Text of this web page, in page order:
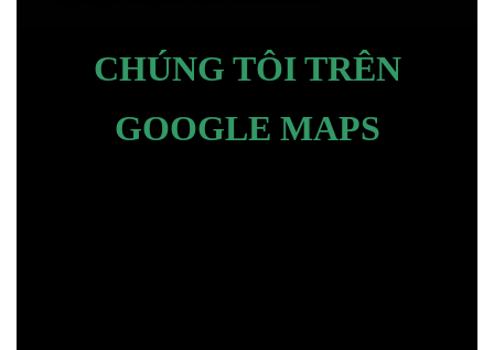
CHÚNG TÔI TRÊN
GOOGLE MAPS